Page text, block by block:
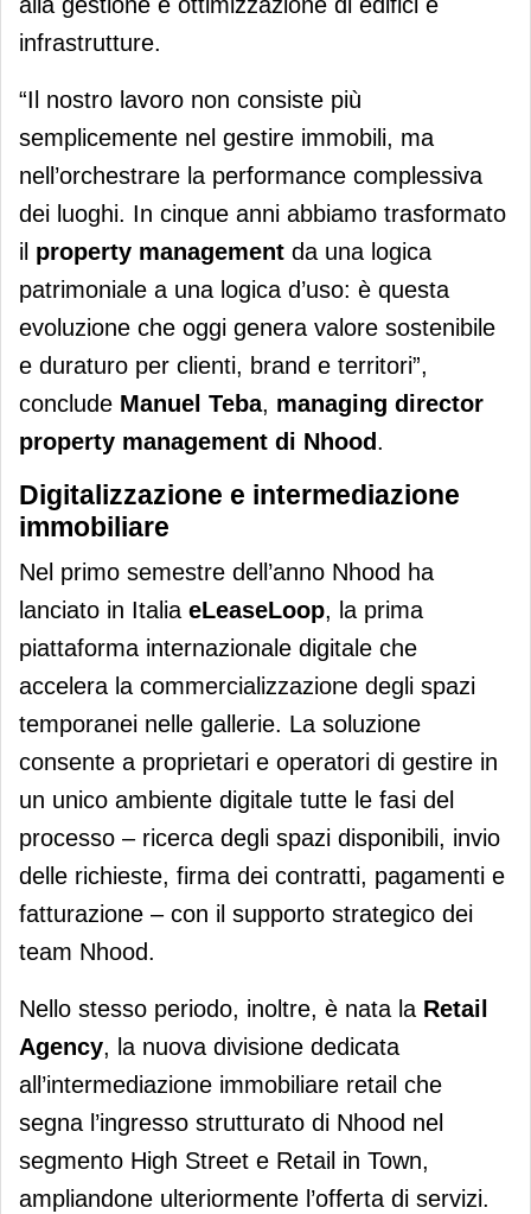
infrastrutture.
“Il nostro lavoro non consiste più
semplicemente nel gestire immobili, ma
nell’orchestrare la performance complessiva
dei luoghi. In cinque anni abbiamo trasformato
il property management da una logica
patrimoniale a una logica d’uso: è questa
evoluzione che oggi genera valore sostenibile
e duraturo per clienti, brand e territori”,
conclude Manuel Teba, managing director
property management di Nhood.
Digitalizzazione e intermediazione
immobiliare
Nel primo semestre dell’anno Nhood ha
lanciato in Italia eLeaseLoop, la prima
piattaforma internazionale digitale che
accelera la commercializzazione degli spazi
temporanei nelle gallerie. La soluzione
consente a proprietari e operatori di gestire in
un unico ambiente digitale tutte le fasi del
processo – ricerca degli spazi disponibili, invio
delle richieste, firma dei contratti, pagamenti e
fatturazione – con il supporto strategico dei
team Nhood.
Nello stesso periodo, inoltre, è nata la Retail
Agency, la nuova divisione dedicata
all’intermediazione immobiliare retail che
segna l’ingresso strutturato di Nhood nel
segmento High Street e Retail in Town,
ampliandone ulteriormente l’offerta di servizi.